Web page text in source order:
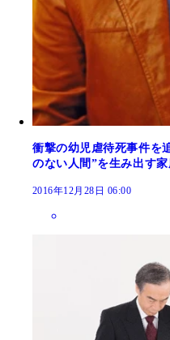
衝撃の幼児虐待死事件を
のない人間”を生み出す
2016年12月28日 06:00